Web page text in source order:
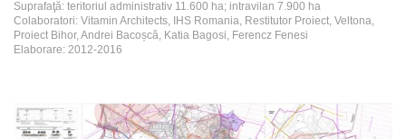
Suprafaţă: teritoriul administrativ 11.600 ha; intravilan 7.900 ha
Colaboratori: Vitamin Architects, IHS Romania, Restitutor Proiect, Veltona,
Proiect Bihor, Andrei Bacoșcă, Katia Bagosi, Ferencz Fenesi
Elaborare: 2012-2016